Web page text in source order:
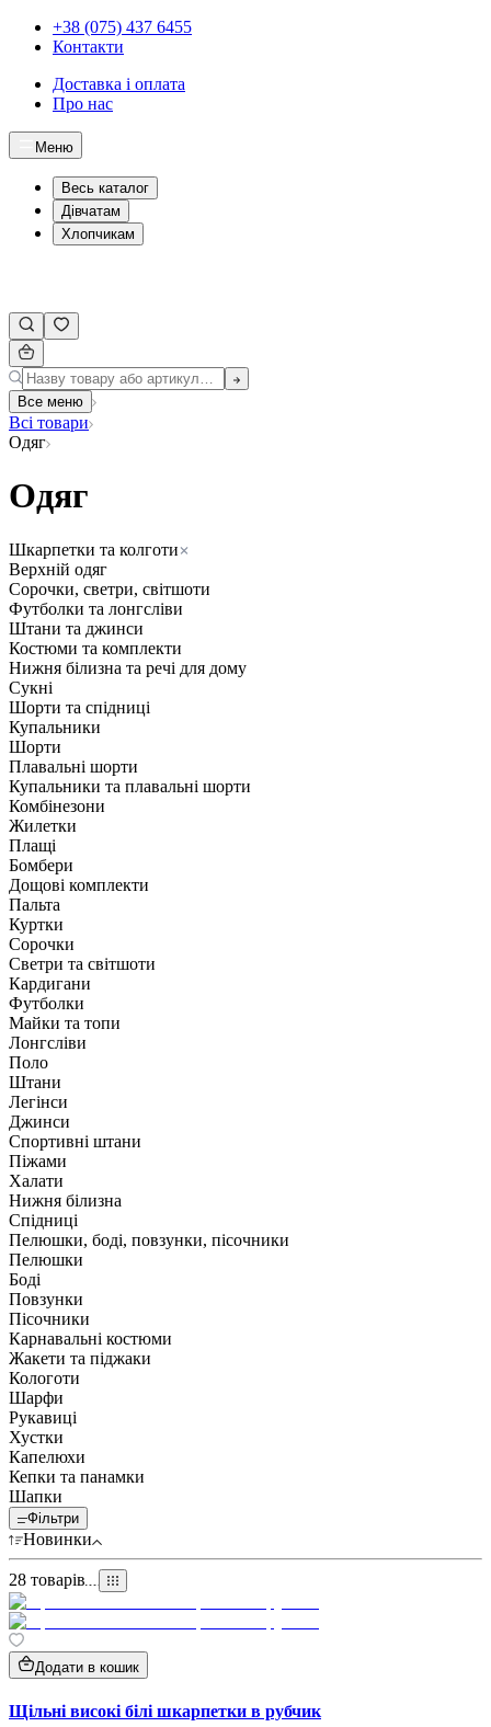
+38 (075) 437 6455
Контакти
Доставка і оплата
Про нас
Меню
Весь каталог
Дівчатам
Хлопчикам
Все меню
Всі товари
Одяг
Одяг
Шкарпетки та колготи
Верхній одяг
Сорочки, светри, світшоти
Футболки та лонгсліви
Штани та джинси
Костюми та комплекти
Нижня білизна та речі для дому
Сукні
Шорти та спідниці
Купальники
Шорти
Плавальні шорти
Купальники та плавальні шорти
Комбінезони
Жилетки
Плащі
Бомбери
Дощові комплекти
Пальта
Куртки
Сорочки
Светри та світшоти
Кардигани
Футболки
Майки та топи
Лонгсліви
Поло
Штани
Легінси
Джинси
Спортивні штани
Піжами
Халати
Нижня білизна
Спідниці
Пелюшки, боді, повзунки, пісочники
Пелюшки
Боді
Повзунки
Пісочники
Карнавальні костюми
Жакети та піджаки
Кологоти
Шарфи
Рукавиці
Хустки
Капелюхи
Кепки та панамки
Шапки
Фільтри
Новинки
28 товарів
Додати в кошик
Щільні високі білі шкарпетки в рубчик